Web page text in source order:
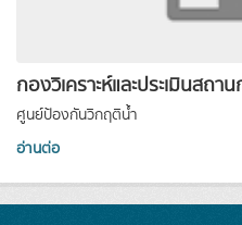
กองวิเคราะห์และประเมินสถา
ศูนย์ป้องกันวิกฤติน้ำ
อ่านต่อ